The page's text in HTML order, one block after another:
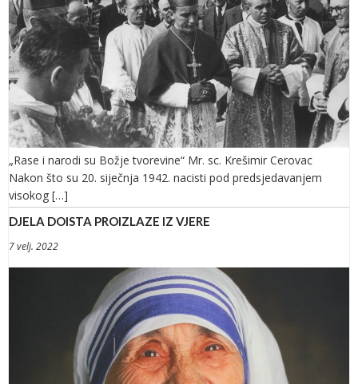
„Rase i narodi su Božje tvorevine“ Mr. sc. Krešimir Cerovac
Nakon što su 20. siječnja 1942. nacisti pod predsjedavanjem
visokog […]
DJELA DOISTA PROIZLAZE IZ VJERE
7 velj. 2022